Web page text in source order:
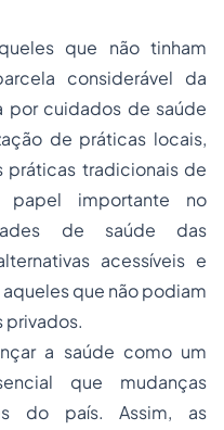
que não tinham
considerável da
por cuidados de saúde
de práticas locais,
práticas tradicionais de
papel importante no
de saúde das
acessíveis e
que não podiam
privados.
a saúde como um
que mudanças
do país. Assim, as